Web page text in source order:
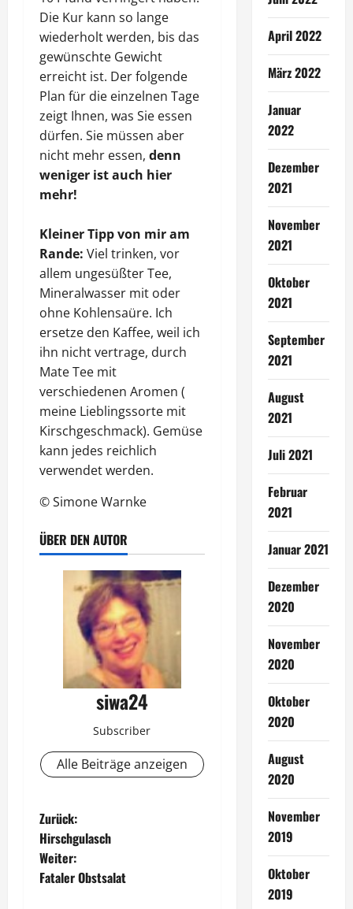
Die Kur kann so lange
wiederholt werden, bis das
gewünschte Gewicht
erreicht ist. Der folgende
Plan für die einzelnen Tage
zeigt Ihnen, was Sie essen
dürfen. Sie müssen aber
nicht mehr essen, denn
weniger ist auch hier
mehr!
Kleiner Tipp von mir am
Rande: Viel trinken, vor
allem ungesüßter Tee,
Mineralwasser mit oder
ohne Kohlensaüre. Ich
ersetze den Kaffee, weil ich
ihn nicht vertrage, durch
Mate Tee mit
verschiedenen Aromen (
meine Lieblingssorte mit
Kirschgeschmack). Gemüse
kann jedes reichlich
verwendet werden.
© Simone Warnke
ÜBER DEN AUTOR
siwa24
Subscriber
Alle Beiträge anzeigen
B
e
i
Zurück:
Hirschgulasch
Weiter:
Fataler Obstsalat
April 2022
März 2022
Januar
2022
Dezember
2021
November
2021
Oktober
2021
September
2021
August
2021
Juli 2021
Februar
2021
Januar 2021
Dezember
2020
November
2020
Oktober
2020
August
2020
November
2019
Oktober
2019